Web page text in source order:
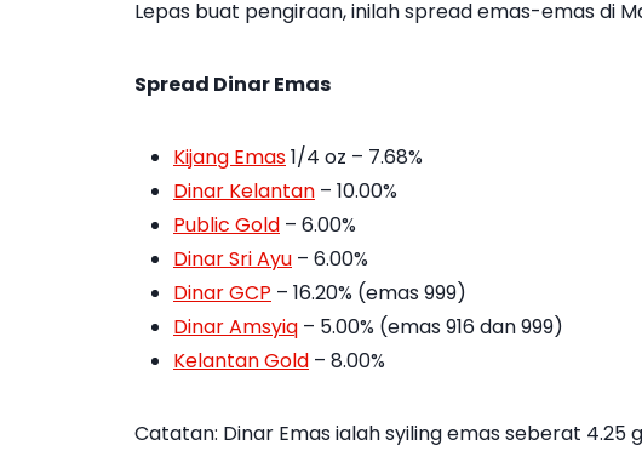
Lepas buat pengiraan, inilah spread emas-emas di
Spread Dinar Emas
Kijang Emas1/4 oz – 7.68%
Dinar Kelantan – 10.00%
Public Gold – 6.00%
Dinar Sri Ayu – 6.00%
Dinar GCP – 16.20% (emas 999)
Dinar Amsyiq – 5.00% (emas 916 dan 999)
Kelantan Gold – 8.00%
Catatan: Dinar Emas ialah syiling emas seberat 4.25